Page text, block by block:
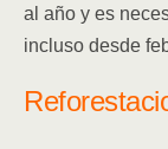
al año y es
incluso desde